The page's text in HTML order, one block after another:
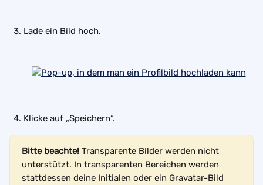
Lade ein Bild hoch.
Klicke auf „Speichern“.
Bitte beachte! Transparente Bilder werden nicht
unterstützt. In transparenten Bereichen werden
stattdessen deine Initialen oder ein Gravatar-Bild